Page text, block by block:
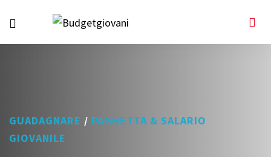
GUADAGNARE / PAGHETTA & SALARIO
GIOVANILE